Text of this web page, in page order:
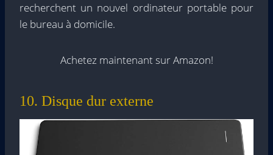
recherchent un nouvel ordinateur portable pour
le bureau à domicile.
Achetez maintenant sur Amazon!
10. Disque dur externe